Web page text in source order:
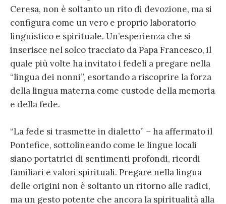
Ceresa, non è soltanto un rito di devozione, ma si
configura come un vero e proprio laboratorio
linguistico e spirituale. Un’esperienza che si
inserisce nel solco tracciato da Papa Francesco, il
quale più volte ha invitato i fedeli a pregare nella
“lingua dei nonni”, esortando a riscoprire la forza
della lingua materna come custode della memoria
e della fede.
“La fede si trasmette in dialetto” – ha affermato il
Pontefice, sottolineando come le lingue locali
siano portatrici di sentimenti profondi, ricordi
familiari e valori spirituali. Pregare nella lingua
delle origini non è soltanto un ritorno alle radici,
ma un gesto potente che ancora la spiritualità alla